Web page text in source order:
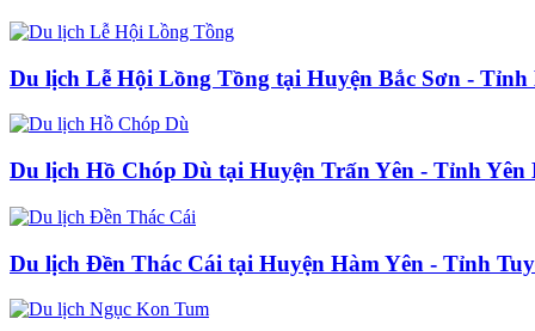
Du lịch Lễ Hội Lồng Tồng tại Huyện Bắc Sơn - Tỉnh
Du lịch Hồ Chóp Dù tại Huyện Trấn Yên - Tỉnh Yên
Du lịch Đền Thác Cái tại Huyện Hàm Yên - Tỉnh